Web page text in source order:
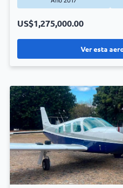
Ver esta
US$1,275,000.00